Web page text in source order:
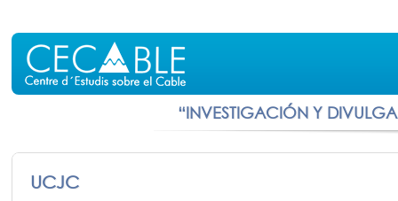
“INVESTIGACIÓN Y
UCJC